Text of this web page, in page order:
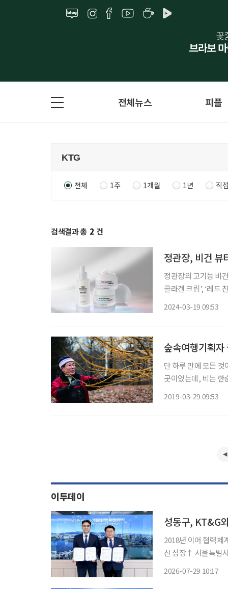
전체뉴스 피플
전체 1주 1개월 1년 직
검색결과 총 2 건
정관장, 비건 뷰
정관장의 고기능 비건
콜라겐 크림’, ‘레드
2024-03-19 09:53
숲속여행기획자
단 하루 만에 모든
곳이었는데, 비는 한
2019-03-29 09:53
이투데이
성동구, KT&G
2018년 이어 협력
신 성장↑ 서울특별시 성동구는 국내 최대 규모 소셜벤처 집적지인 성수동을 중심으로 청년
2026-07-29 10:17